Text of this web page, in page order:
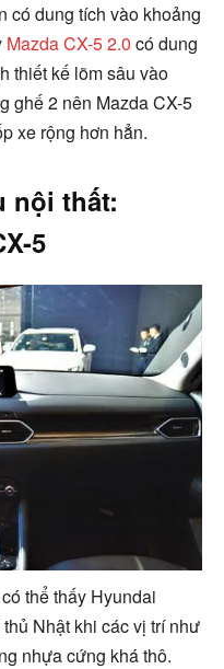
có dung tích vào khoảng
Mazda CX-5 2.0 có dung
thiết kế lõm sâu vào
ghế 2 nên Mazda CX-5
xe rộng hơn hẳn.
nội thất:
5
thể thấy Hyundai
Nhật khi các vị trí như
nhựa cứng khá thô.